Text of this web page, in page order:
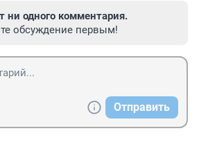
ни одного комментария.
обсуждение первым!
Отправить